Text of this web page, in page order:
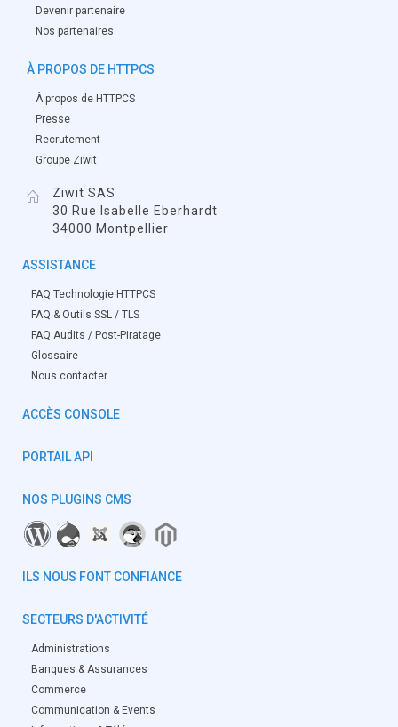
Devenir partenaire
Nos partenaires
À PROPOS DE HTTPCS
À propos de HTTPCS
Presse
Recrutement
Groupe Ziwit
Ziwit SAS
30 Rue Isabelle Eberhardt
34000 Montpellier
ASSISTANCE
FAQ Technologie HTTPCS
FAQ & Outils SSL / TLS
FAQ Audits / Post-Piratage
Glossaire
Nous contacter
ACCÈS CONSOLE
PORTAIL API
NOS PLUGINS CMS
ILS NOUS FONT CONFIANCE
SECTEURS D'ACTIVITÉ
Administrations
Banques & Assurances
Commerce
Communication & Events